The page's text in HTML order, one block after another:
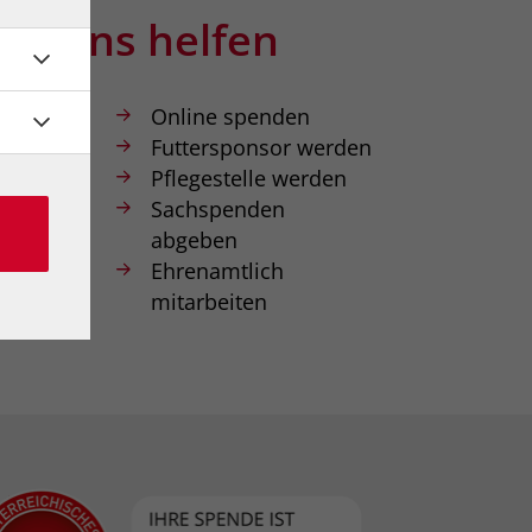
uns helfen
Online spenden
Futtersponsor werden
Pflegestelle werden
Sachspenden
abgeben
Ehrenamtlich
mitarbeiten